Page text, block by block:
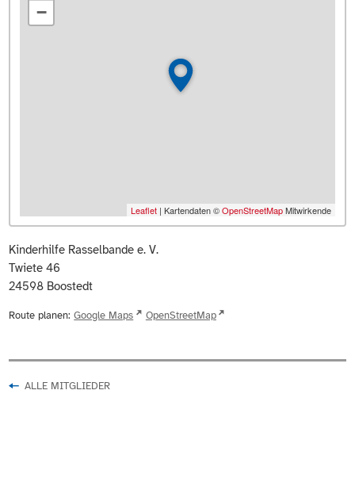
−
Leaflet | Kartendaten ©OpenStreetMapMitwirkende
Kinderhilfe Rasselbande e. V.
Twiete 46
24598 Boostedt
Route planen: Google Maps OpenStreetMap
ALLE MITGLIEDER